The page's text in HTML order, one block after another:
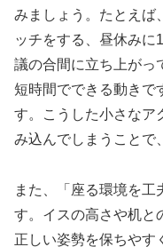
みましょう。たとえば
ッチをする、昼休みに
議の合間に立ち上が
短時間でできる動きで
す。こうした小さなア
み込んでしまうことで
また、「座る環境を
す。イスの高さや机と
正しい姿勢を保ちやす